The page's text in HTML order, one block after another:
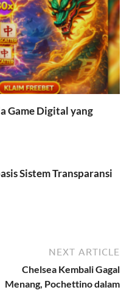
Game Digital yang
Sistem Transparansi
NEXT ARTICLE
Chelsea Kembali Gagal
Menang, Pochettino dalam